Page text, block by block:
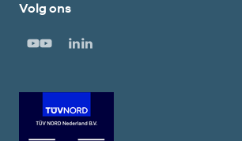
Volg ons